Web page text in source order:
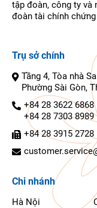
tập đoàn, công ty và
đoàn tài chính
Trụ sở chính
Tầng 4, Tòa nhà
Phường Sài Gòn,
+84 28 3622 6868
+84 28 7303 8989
+84 28 3915 2728
Chi nhánh
Hà Nội